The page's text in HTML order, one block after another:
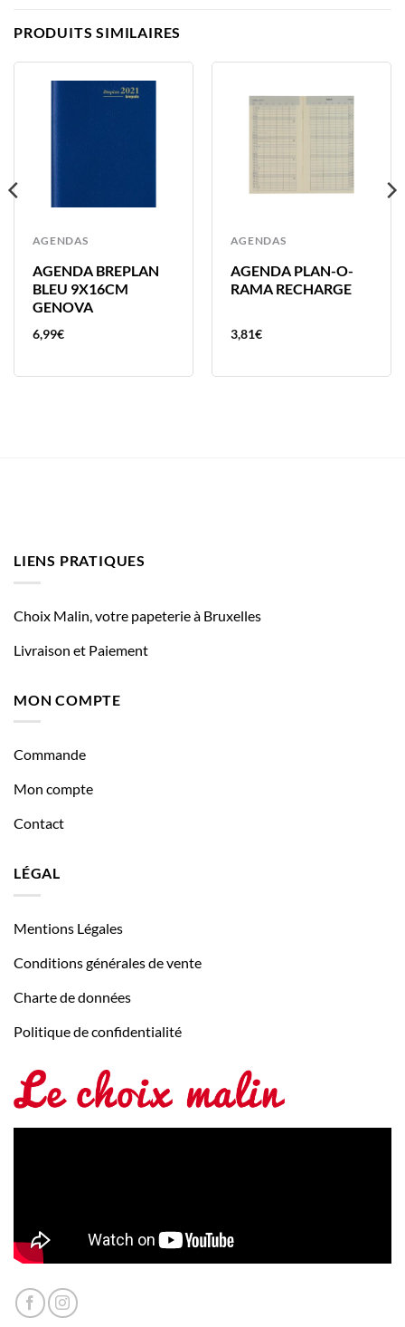
PRODUITS SIMILAIRES
AGENDAS
AGENDA BREPLAN
BLEU 9X16CM
GENOVA
6,99€
AGENDAS
AGENDA PLAN-O-
RAMA RECHARGE
3,81€
LIENS PRATIQUES
Choix Malin, votre papeterie à Bruxelles
Livraison et Paiement
MON COMPTE
Commande
Mon compte
Contact
LÉGAL
Mentions Légales
Conditions générales de vente
Charte de données
Politique de confidentialité